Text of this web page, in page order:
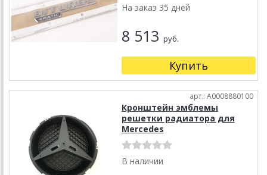
На заказ 35 дней
8 513 руб.
Купить
арт.: A0008880100
Кронштейн эмблемы
решетки радиатора для
Mercedes
В наличии